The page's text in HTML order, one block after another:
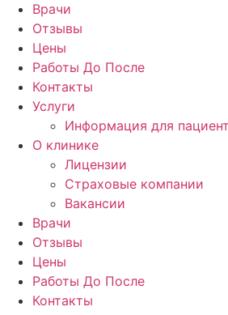
Врачи
Отзывы
Цены
Работы До После
Контакты
Услуги
Информация для
О клинике
Лицензии
Страховые компании
Вакансии
Врачи
Отзывы
Цены
Работы До После
Контакты